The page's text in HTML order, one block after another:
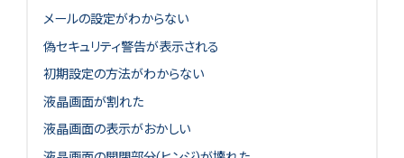
メールの設定がわからない
偽セキュリティ警告が表示される
初期設定の方法がわからない
液晶画面が割れた
液晶画面の表示がおかしい